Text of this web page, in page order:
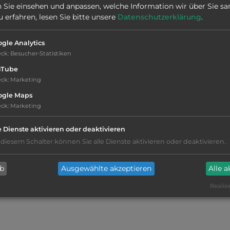
Badegelegenheit im offenen Gewässer
sandiger Strand
Sie einsehen und anpassen, welche Information wir über Sie
erfahren, lesen Sie bitte unsere Datenschutzerklärung.
Analytics
: Besucher-Statistiken
: Marketing
Maps
: Marketing
Dienste aktivieren oder deaktivieren
Schalter können Sie alle Dienste aktivieren oder deaktivieren.
Ausgewählte akzeptieren Alle